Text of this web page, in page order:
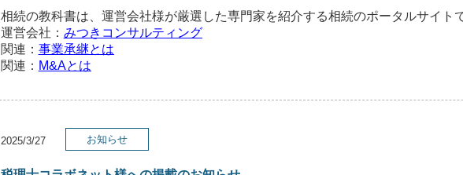
相続の教科書は、運営会社様が厳選した専門家を紹介する相続のポータルサイト
運営会社： みつきコンサルティング
関連： 事業承継とは
関連： M&Aとは
2025/3/27 お知らせ